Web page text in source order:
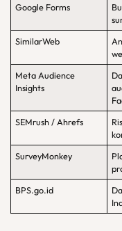
Google Forms
SimilarWeb
Meta Audience
Insights
SEMrush / Ahrefs
SurveyMonkey
BPS.go.id